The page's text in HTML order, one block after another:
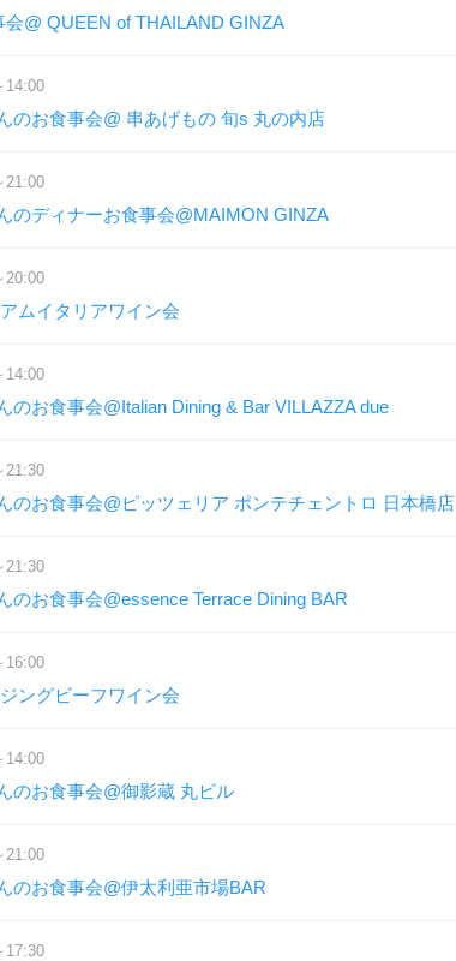
@ QUEEN of THAILAND GINZA
14:00
のお食事会@ 串あげもの 旬s 丸の内店
21:00
のディナーお食事会@MAIMON GINZA
20:00
ムイタリアワイン会
14:00
のお食事会@Italian Dining & Bar VILLAZZA due
21:30
のお食事会@ピッツェリア ポンテチェントロ 日本橋店
21:30
のお食事会@essence Terrace Dining BAR
16:00
ングビーフワイン会
14:00
のお食事会@御影蔵 丸ビル
21:00
のお食事会@伊太利亜市場BAR
17:30